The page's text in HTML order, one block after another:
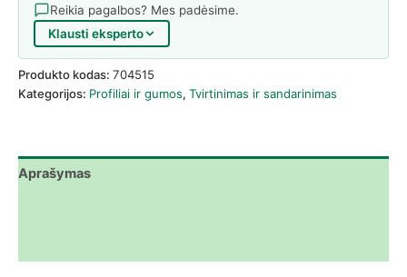
Reikia pagalbos? Mes padėsime.
Klausti eksperto
Produkto kodas: 704515
Kategorijos: Profiliai ir gumos, Tvirtinimas ir sandarinimas
Aprašymas